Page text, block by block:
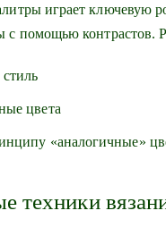
играет ключевую
с помощью контрастов.
цвета
«аналогичные»
техники